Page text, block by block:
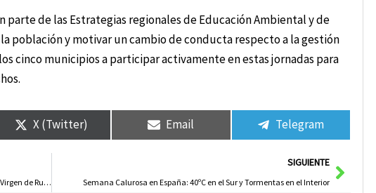
de las Estrategias regionales de Educación Ambiental y de
población y motivar un cambio de conducta respecto a la gestión
cinco municipios a participar activamente en estas jornadas para
X (Twitter) Email Telegram
Colaboración Institucional Destacada en el 25 Aniversario de la Virgen de Rus como Alcaldesa Perpetua de San Clemente
SIGUIENTE
Semana Calurosa en España: 40ºC en el Sur y Tormentas en el Interior